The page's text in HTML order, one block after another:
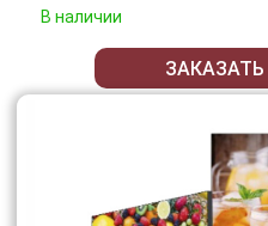
В наличии
ЗАКАЗАТЬ